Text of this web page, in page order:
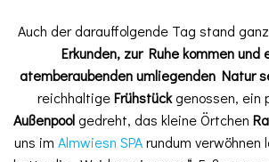
Auch der darauffolgende Tag stand
Erkunden, zur Ruhe kommen und
atemberaubenden umliegenden Natur
reichhaltigeFrühstückgenossen, ein
Außenpoolgedreht, das kleine Örtchen
uns im Almwiesn SPArundum verwöhnen